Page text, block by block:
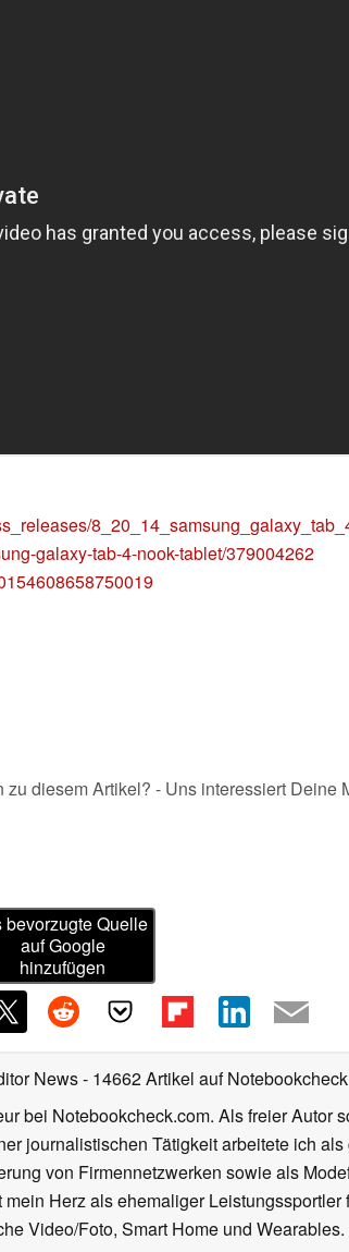
galaxy-tab-4-nook-tablet/379004262
diesem Artikel? - Uns interessiert Deine
bevorzugte Quelle
auf Google
hinzufügen
News- 14662 Artikel auf
bei Notebookcheck.com. Als freier
journalistischen Tätigkeit arbeitete ich
von Firmennetzwerken sowie als
Herz als ehemaliger
Video/Foto, Smart Home und Wearables.